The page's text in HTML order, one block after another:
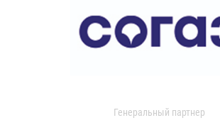
Генеральный партнер